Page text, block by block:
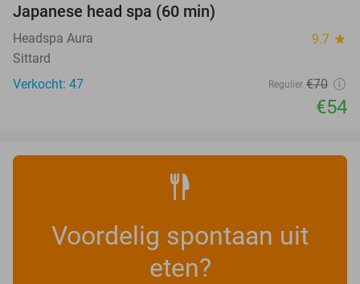
Japanese head spa (60 min)
Headspa Aura 9.7 star
Sittard
Verkocht: 47
Regulier €70
€54
Voordelig spontaan uit
eten?